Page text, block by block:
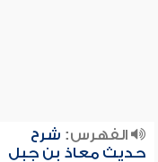
الفهرس: شرح
حديث معاذ بن جبل